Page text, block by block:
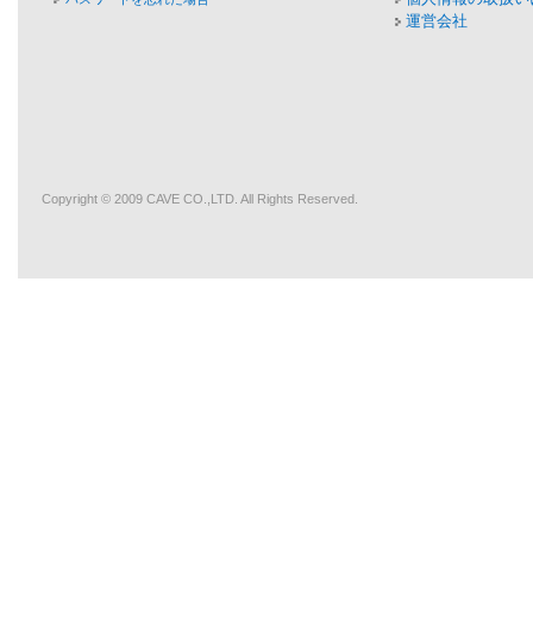
運営会社
Copyright © 2009 CAVE CO.,LTD. All Rights Reserved.